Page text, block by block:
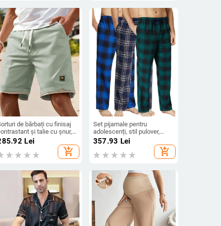
de bărbați cu finisaj
și talie cu șnur,
confortabile pentru
Lei
add_shopping_cart
Set pijamale pentru
adolescenți, stil pulover,
100% nylon, toamnă, confort
casual
357.93 Lei
add_shopping_cart